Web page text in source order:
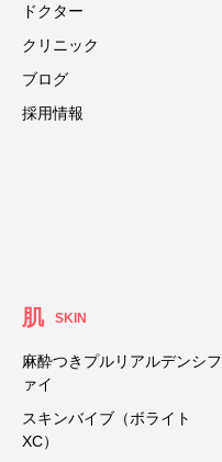
ドクター
クリニック
ブログ
採用情報
肌 SKIN
麻酔つきプルリアルデンシフ
ァイ
スキンバイブ（ボライト
XC）